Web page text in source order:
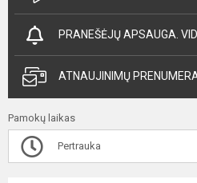
PRANEŠĖJŲ APSAUGA.
ATNAUJINIMŲ
Pamokų laikas
Pertrauka